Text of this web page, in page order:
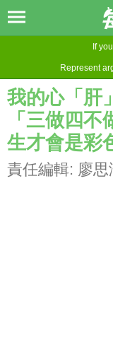
If
Represent
我的心「肝
「三做四
生才會是彩
責任編輯: 廖思